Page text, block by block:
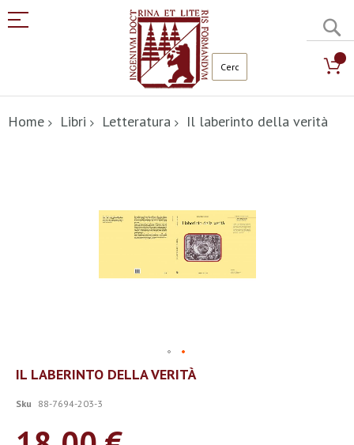
al
contenuto
Home Libri Letteratura Il laberinto della verità
Vai
all'inizio
galleria
immagini
IL LABERINTO DELLA VERITÀ
Sku 88-7694-203-3